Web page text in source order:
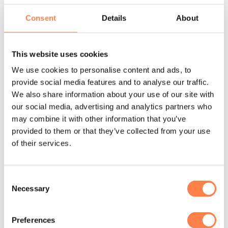
Consent Details About
This website uses cookies
We use cookies to personalise content and ads, to
provide social media features and to analyse our traffic.
We also share information about your use of our site with
our social media, advertising and analytics partners who
may combine it with other information that you’ve
provided to them or that they’ve collected from your use
of their services.
Selection
Necessary
Preferences
naam binnen mindful movement en Pilates. Het merk werd
in 1988 opgericht in Toronto door Lindsay en Moira
trainingsprogramma’s. Merrithew werkt dagelijks samen
met fitnessprofessionals, fysiotherapeuten en studio’s over
de hele wereld.
Wat Merrithew uniek maakt, is de ontwikkeling van de
STOTT PILATES®-methode, waarin moderne
bewegingswetenschap wordt gecombineerd met de
oorspronkelijke Pilates-principes. Daarnaast staat
duurzame Reformers en Stability Chairs tot slimme
accessoires voor mat- en apparatuurtraining. Met meer dan
90.000 opgeleide instructeurs wereldwijd is Merrithew een
Zowel in de studio én daarbuiten.